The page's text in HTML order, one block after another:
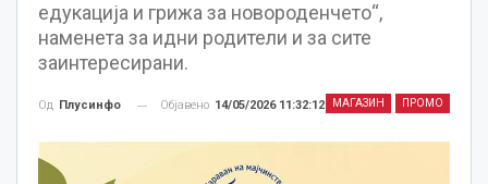
едукација и грижа за новороденчето“,
наменета за идни родители и за сите
заинтересирани.
МАГАЗИН ПРОМО
Од Плусинфо Објавено 14/05/2026 11:32:12